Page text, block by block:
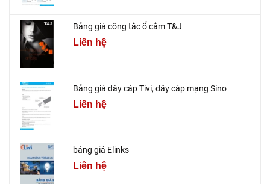
Bảng giá công tắc ổ cắm T&J
Liên hệ
Bảng giá dây cáp Tivi, dây cáp mạng Sino
Liên hệ
bảng giá Elinks
Liên hệ